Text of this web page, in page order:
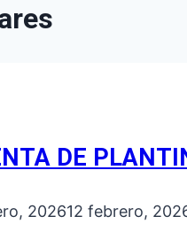
DE
202612 febrero,